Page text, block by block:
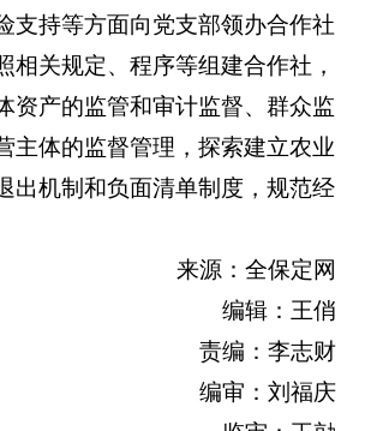
支持等方面向党支部领办合作社
相关规定、程序等组建合作社，
资产的监管和审计监督、群众监
主体的监督管理，探索建立农业
出机制和负面清单制度，规范经
来源：全保定网
编辑：王俏
责编：李志财
编审：刘福庆